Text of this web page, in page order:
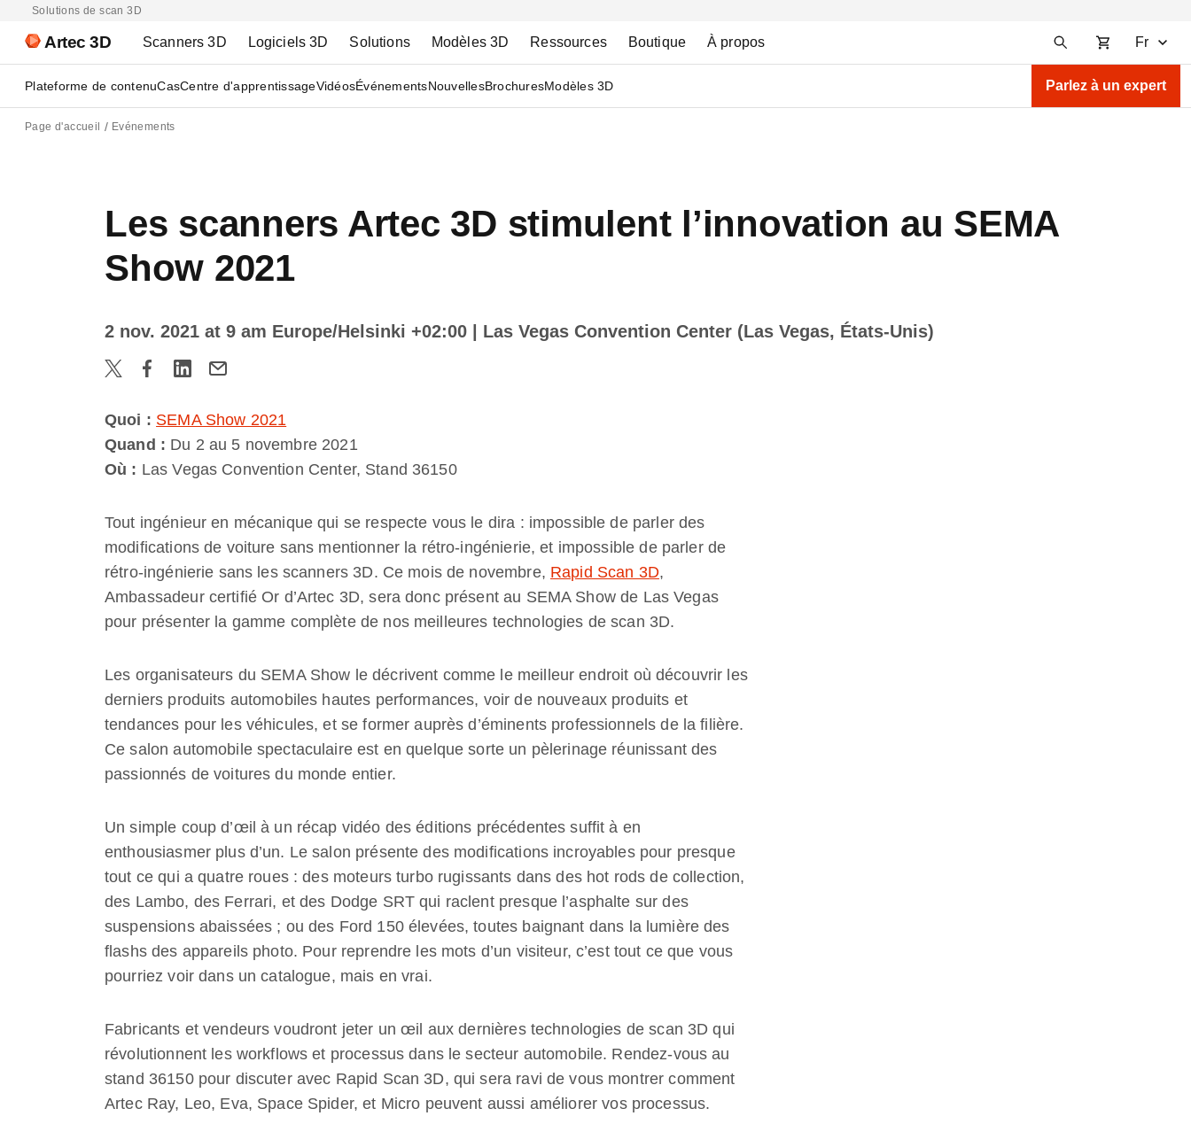
Solutions de scan 3D
Artec 3D Scanners 3D Logiciels 3D Solutions Modèles 3D Ressources Boutique À propos Fr
Plateforme de contenuCasCentre d'apprentissageVidéosÉvénementsNouvellesBrochuresModèles 3D Parlez à un expert
Page d'accueil Evénements
Les scanners Artec 3D stimulent l’innovation au SEMA
Show 2021
2 nov. 2021 at 9 am Europe/Helsinki +02:00 | Las Vegas Convention Center (Las Vegas, États-Unis)
Quoi : SEMA Show 2021
Quand : Du 2 au 5 novembre 2021
Où : Las Vegas Convention Center, Stand 36150
Tout ingénieur en mécanique qui se respecte vous le dira : impossible de parler des
modifications de voiture sans mentionner la rétro-ingénierie, et impossible de parler de
rétro-ingénierie sans les scanners 3D. Ce mois de novembre, Rapid Scan 3D,
Ambassadeur certifié Or d’Artec 3D, sera donc présent au SEMA Show de Las Vegas
pour présenter la gamme complète de nos meilleures technologies de scan 3D.
Les organisateurs du SEMA Show le décrivent comme le meilleur endroit où découvrir les
derniers produits automobiles hautes performances, voir de nouveaux produits et
tendances pour les véhicules, et se former auprès d’éminents professionnels de la filière.
Ce salon automobile spectaculaire est en quelque sorte un pèlerinage réunissant des
passionnés de voitures du monde entier.
Un simple coup d’œil à un récap vidéo des éditions précédentes suffit à en
enthousiasmer plus d’un. Le salon présente des modifications incroyables pour presque
tout ce qui a quatre roues : des moteurs turbo rugissants dans des hot rods de collection,
des Lambo, des Ferrari, et des Dodge SRT qui raclent presque l’asphalte sur des
suspensions abaissées ; ou des Ford 150 élevées, toutes baignant dans la lumière des
flashs des appareils photo. Pour reprendre les mots d’un visiteur, c’est tout ce que vous
pourriez voir dans un catalogue, mais en vrai.
Fabricants et vendeurs voudront jeter un œil aux dernières technologies de scan 3D qui
révolutionnent les workflows et processus dans le secteur automobile. Rendez-vous au
stand 36150 pour discuter avec Rapid Scan 3D, qui sera ravi de vous montrer comment
Artec Ray, Leo, Eva, Space Spider, et Micro peuvent aussi améliorer vos processus.